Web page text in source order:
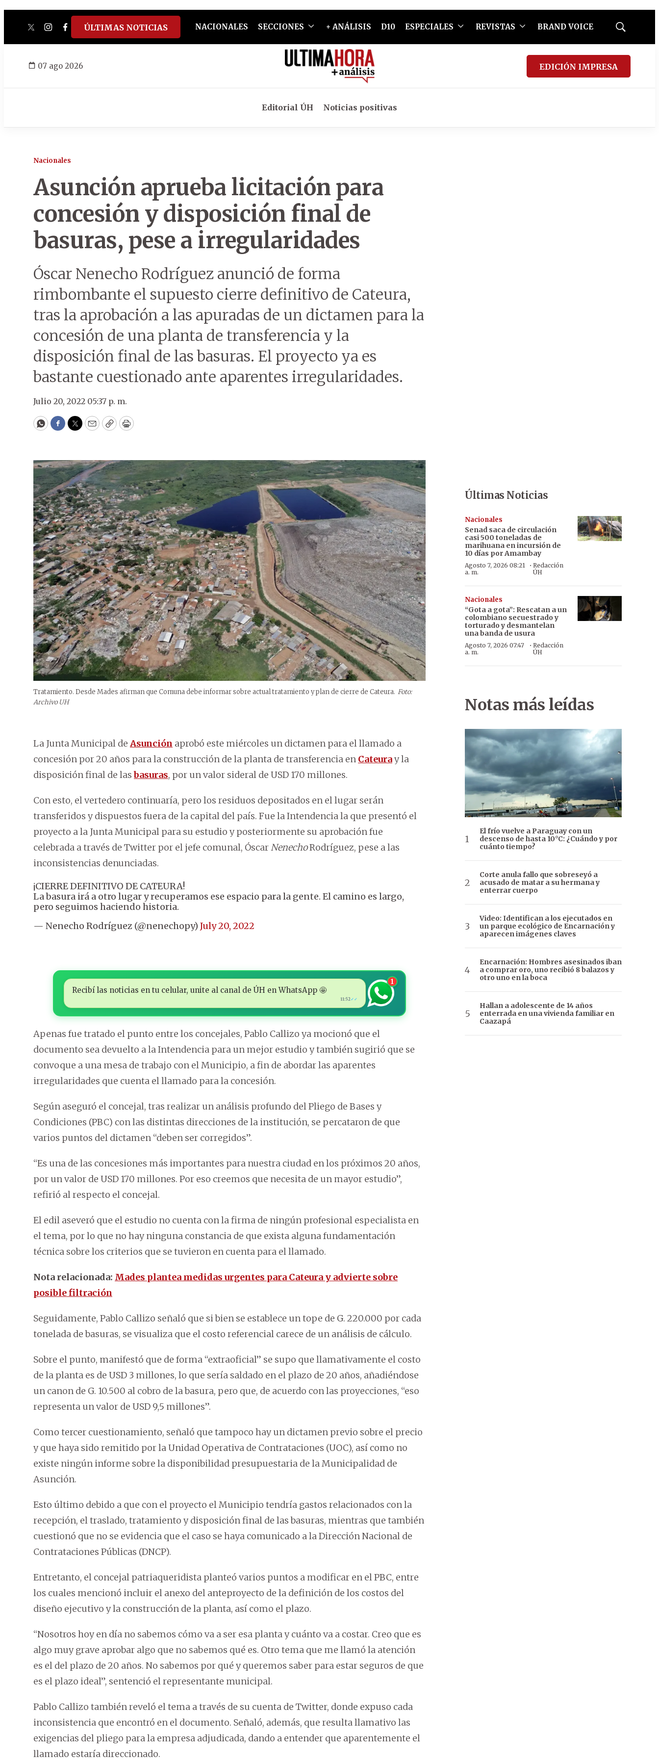
twitterinstagram
facebook
tiktokyoutube
spotify
ÚLTIMAS NOTICIAS NACIONALES SECCIONES + ANÁLISIS D10 ESPECIALES REVISTAS BRAND VOICE
Mostrar
07 ago 2026 EDICIÓN IMPRESA
Editorial ÚH Noticias positivas
Nacionales
Asunción aprueba licitación para
concesión y disposición final de
basuras, pese a irregularidades
Óscar Nenecho Rodríguez anunció de forma
rimbombante el supuesto cierre definitivo de Cateura,
tras la aprobación a las apuradas de un dictamen para la
concesión de una planta de transferencia y la
disposición final de las basuras. El proyecto ya es
bastante cuestionado ante aparentes irregularidades.
Julio 20, 2022 05:37 p. m.
WhatsApp
Facebook
Twitter
EmailCopyPrint
Tratamiento. Desde Mades afirman que Comuna debe informar sobre actual tratamiento y plan de cierre de Cateura. Foto:
Archivo UH
La Junta Municipal de Asunción aprobó este miércoles un dictamen para el llamado a
concesión por 20 años para la construcción de la planta de transferencia en Cateuray la
disposición final de lasbasuras, por un valor sideral de USD 170 millones.
Con esto, el vertedero continuaría, pero los residuos depositados en el lugar serán
transferidos y dispuestos fuera de la capital del país. Fue la Intendencia la que presentó el
proyecto a la Junta Municipal para su estudio y posteriormente su aprobación fue
celebrada a través de Twitter por el jefe comunal, ÓscarNenechoRodríguez, pese a las
inconsistencias denunciadas.
¡CIERRE DEFINITIVO DE CATEURA!
La basura irá a otro lugar y recuperamos ese espacio para la gente. El camino es largo,
pero seguimos haciendo historia.
— Nenecho Rodríguez (@nenechopy) July 20, 2022
Recibí las noticias en tu celular, unite al canal de ÚH en WhatsApp 🤩
11:52✓✓
1
Apenas fue tratado el punto entre los concejales, Pablo Callizo ya mocionó que el
documento sea devuelto a la Intendencia para un mejor estudio y también sugirió que se
convoque a una mesa de trabajo con el Municipio, a fin de abordar las aparentes
irregularidades que cuenta el llamado para la concesión.
Según aseguró el concejal, tras realizar un análisis profundo del Pliego de Bases y
Condiciones (PBC) con las distintas direcciones de la institución, se percataron de que
varios puntos del dictamen “deben ser corregidos”.
“Es una de las concesiones más importantes para nuestra ciudad en los próximos 20 años,
por un valor de USD 170 millones. Por eso creemos que necesita de un mayor estudio”,
refirió al respecto el concejal.
El edil aseveró que el estudio no cuenta con la firma de ningún profesional especialista en
el tema, por lo que no hay ninguna constancia de que exista alguna fundamentación
técnica sobre los criterios que se tuvieron en cuenta para el llamado.
Nota relacionada: Mades plantea medidas urgentes para Cateura y advierte sobre
posible filtración
Seguidamente, Pablo Callizo señaló que si bien se establece un tope de G. 220.000 por cada
tonelada de basuras, se visualiza que el costo referencial carece de un análisis de cálculo.
Sobre el punto, manifestó que de forma “extraoficial” se supo que llamativamente el costo
de la planta es de USD 3 millones, lo que sería saldado en el plazo de 20 años, añadiéndose
un canon de G. 10.500 al cobro de la basura, pero que, de acuerdo con las proyecciones, “eso
representa un valor de USD 9,5 millones”.
Como tercer cuestionamiento, señaló que tampoco hay un dictamen previo sobre el precio
y que haya sido remitido por la Unidad Operativa de Contrataciones (UOC), así como no
existe ningún informe sobre la disponibilidad presupuestaria de la Municipalidad de
Asunción.
Esto último debido a que con el proyecto el Municipio tendría gastos relacionados con la
recepción, el traslado, tratamiento y disposición final de las basuras, mientras que también
cuestionó que no se evidencia que el caso se haya comunicado a la Dirección Nacional de
Contrataciones Públicas (DNCP).
Entretanto, el concejal patriaqueridista planteó varios puntos a modificar en el PBC, entre
los cuales mencionó incluir el anexo del anteproyecto de la definición de los costos del
diseño ejecutivo y la construcción de la planta, así como el plazo.
“Nosotros hoy en día no sabemos cómo va a ser esa planta y cuánto va a costar. Creo que es
algo muy grave aprobar algo que no sabemos qué es. Otro tema que me llamó la atención
es el del plazo de 20 años. No sabemos por qué y queremos saber para estar seguros de que
es el plazo ideal”, sentenció el representante municipal.
Pablo Callizo también reveló el tema a través de su cuenta de Twitter, donde expuso cada
inconsistencia que encontró en el documento. Señaló, además, que resulta llamativo las
exigencias del pliego para la empresa adjudicada, dando a entender que aparentemente el
llamado estaría direccionado.
Últimas Noticias
Nacionales
Senad saca de circulación
casi 500 toneladas de
marihuana en incursión de
10 días por Amambay
Agosto 7, 2026 08:21
a. m.
·Redacción
ÚH
Nacionales
“Gota a gota”: Rescatan a un
colombiano secuestrado y
torturado y desmantelan
una banda de usura
Agosto 7, 2026 07:47
a. m.
· Redacción
ÚH
Notas más leídas
El frío vuelve a Paraguay con un
descenso de hasta 10°C: ¿Cuándo y por
cuánto tiempo?
Corte anula fallo que sobreseyó a
acusado de matar a su hermana y
enterrar cuerpo
Video: Identifican a los ejecutados en
un parque ecológico de Encarnación y
aparecen imágenes claves
Encarnación: Hombres asesinados iban
a comprar oro, uno recibió 8 balazos y
otro uno en la boca
Hallan a adolescente de 14 años
enterrada en una vivienda familiar en
Caazapá